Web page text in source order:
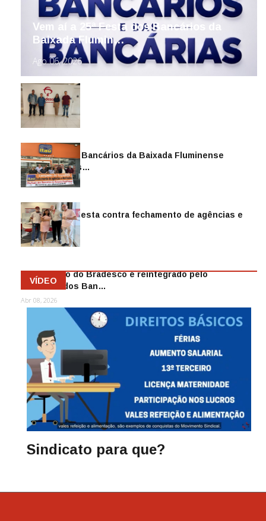
Vem aí a 25ª Festa dos Bancários da
Baixada Flumin…
Ago 06, 2026
Sindicato dos Bancários da Baixada Fluminense
reintegra mais…
Jul 14, 2026
Sindicato protesta contra fechamento de agências e
as demiss…
Mai 13, 2026
Funcionário do Bradesco é reintegrado pelo
Sindicato dos Ban…
Abr 08, 2026
VÍDEO
Sindicato para que?